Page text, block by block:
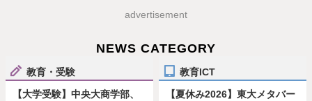
advertisement
NEWS CATEGORY
教育・受験
【大学受験】中央大商学部、
教育ICT
【夏休み2026】東大メタバー